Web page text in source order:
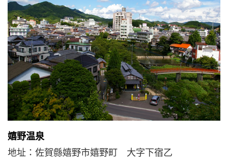
嬉野温泉
地址：佐賀縣嬉野市嬉野町 大字下宿乙